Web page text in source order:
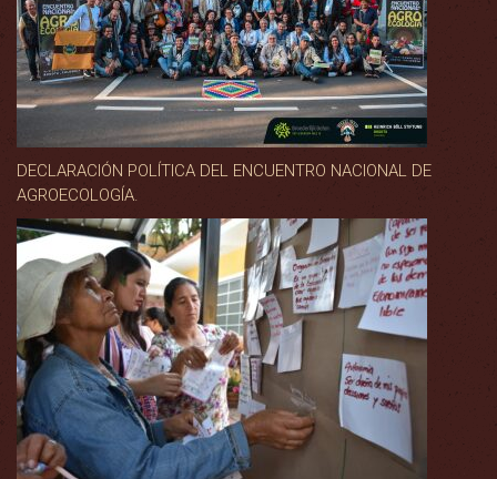
DECLARACIÓN POLÍTICA DEL ENCUENTRO NACIONAL DE
AGROECOLOGÍA.